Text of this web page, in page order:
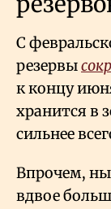
С
резервы
к концу
хранится в
сильнее
Впрочем,
вдвое